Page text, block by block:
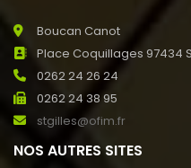
Boucan Canot
Place Coquillages 97434
0262 24 26 24
0262 24 38 95
stgilles@ofim.fr
NOS AUTRES SITES